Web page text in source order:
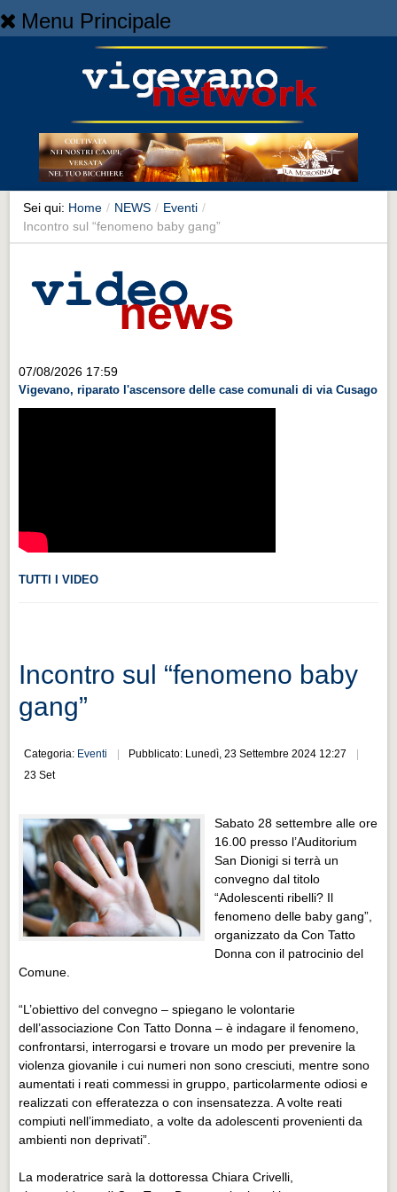
Menu Principale
NEWS
Cronaca
Cronaca
Artes et Artificia
Sport
Territorio
CHI SIAMO
Guida turistica rapida
Musica e teatro
Musica e teatro
Distretto industriale
Muoversi a Vigevano
Muoversi a Vigevano
Cultura e turismo 4.0
Cultura e turismo 4.0
Progetti Aperti
Progetti Aperti
Progetti Realizzati
Progetti Realizzati
EVENTI
EVENTI
Sei qui: Home / NEWS / Eventi /
Incontro sul “fenomeno baby gang”
07/08/2026 17:59
Vigevano, riparato l'ascensore delle case comunali di via Cusago
TUTTI I VIDEO
Incontro sul “fenomeno baby
gang”
Categoria: Eventi
Pubblicato: Lunedì, 23 Settembre 2024 12:27
23 Set
Sabato 28 settembre alle ore
16.00 presso l’Auditorium
San Dionigi si terrà un
convegno dal titolo
“Adolescenti ribelli? Il
fenomeno delle baby gang”,
organizzato da Con Tatto
Donna con il patrocinio del
Comune.
“L’obiettivo del convegno – spiegano le volontarie
dell’associazione Con Tatto Donna – è indagare il fenomeno,
confrontarsi, interrogarsi e trovare un modo per prevenire la
violenza giovanile i cui numeri non sono cresciuti, mentre sono
aumentati i reati commessi in gruppo, particolarmente odiosi e
realizzati con efferatezza o con insensatezza. A volte reati
compiuti nell’immediato, a volte da adolescenti provenienti da
ambienti non deprivati”.
La moderatrice sarà la dottoressa Chiara Crivelli,